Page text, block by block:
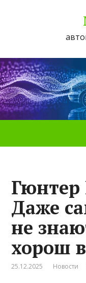
Даже
не
хорош
25.12.2025 Новости